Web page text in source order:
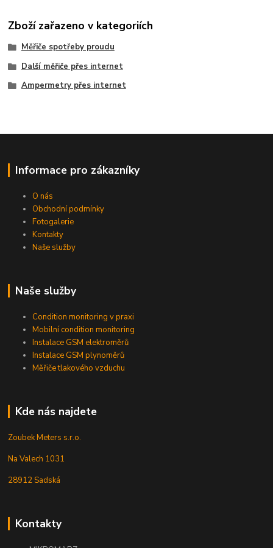
Zboží zařazeno v kategoriích
Měřiče spotřeby proudu
Další měřiče přes internet
Ampermetry přes internet
Informace pro zákazníky
O nás
Obchodní podmínky
Fotogalerie
Kontakty
Naše služby
Naše služby
Condition monitoring v praxi
Mobilní condition monitoring
Instalace GSM elektroměrů
Instalace GSM plynoměrů
Měřiče tlakového vzduchu
Kde nás najdete
Zoubek Meters s.r.o.
Na Valech 1031
28912 Sadská
Kontakty